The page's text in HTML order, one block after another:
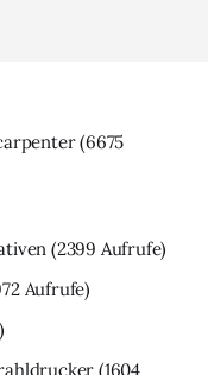
(6675
(2399 Aufrufe)
Aufrufe)
(1604